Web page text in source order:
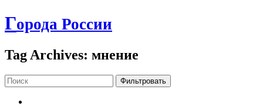
Города России
Tag Archives: мнение
Фильтровать